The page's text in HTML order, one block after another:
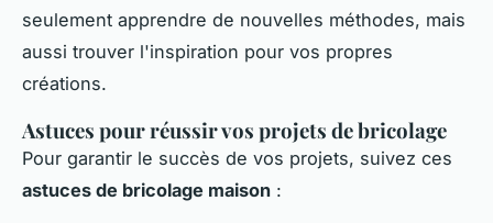
seulement apprendre de nouvelles méthodes, mais
aussi trouver l'inspiration pour vos propres
créations.
Astuces pour réussir vos projets de bricolage
Pour garantir le succès de vos projets, suivez ces
astuces de bricolage maison :